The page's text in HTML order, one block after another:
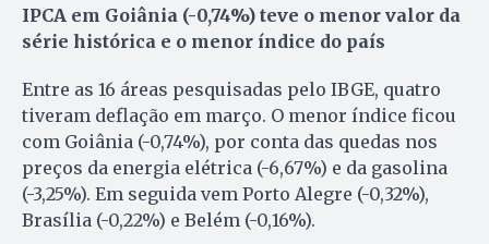
IPCA em Goiânia (-0,74%) teve o menor valor da
série histórica e o menor índice do país
Entre as 16 áreas pesquisadas pelo IBGE, quatro
tiveram deflação em março. O menor índice ficou
com Goiânia (-0,74%), por conta das quedas nos
preços da energia elétrica (-6,67%) e da gasolina
(-3,25%). Em seguida vem Porto Alegre (-0,32%),
Brasília (-0,22%) e Belém (-0,16%).